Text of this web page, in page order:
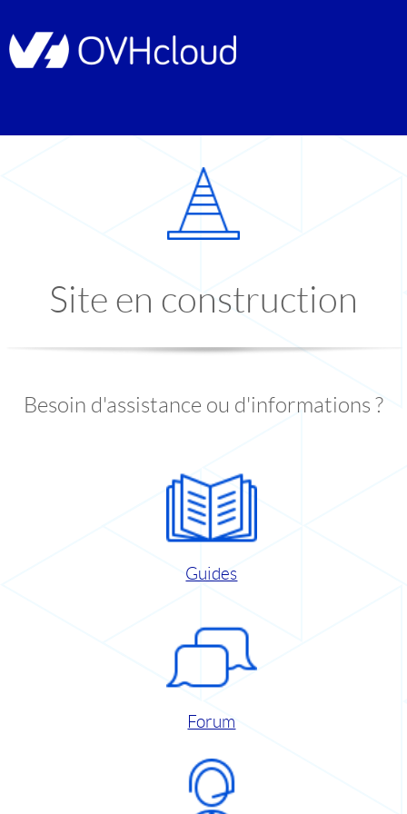
Site en construction
Besoin d'assistance ou d'informations ?
Guides
Forum